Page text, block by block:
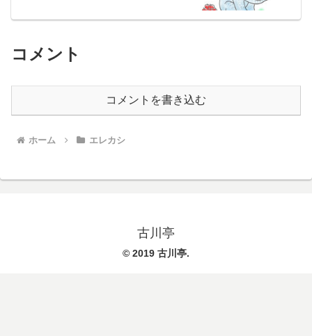
コメント
コメントを書き込む
ホーム エレカシ
古川亭
© 2019 古川亭.